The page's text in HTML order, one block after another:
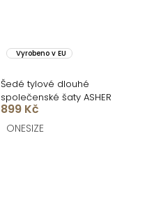
Vyrobeno v EU
Šedé tylové dlouhé
společenské šaty ASHER
899 Kč
ONESIZE